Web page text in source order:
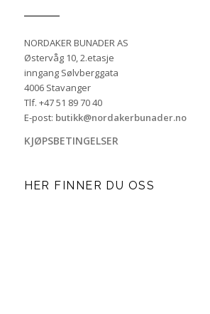
NORDAKER BUNADER AS
Østervåg 10, 2.etasje
inngang Sølvberggata
4006 Stavanger
Tlf. +47 51 89 70 40
E-post: butikk@nordakerbunader.no
KJØPSBETINGELSER
HER FINNER DU OSS